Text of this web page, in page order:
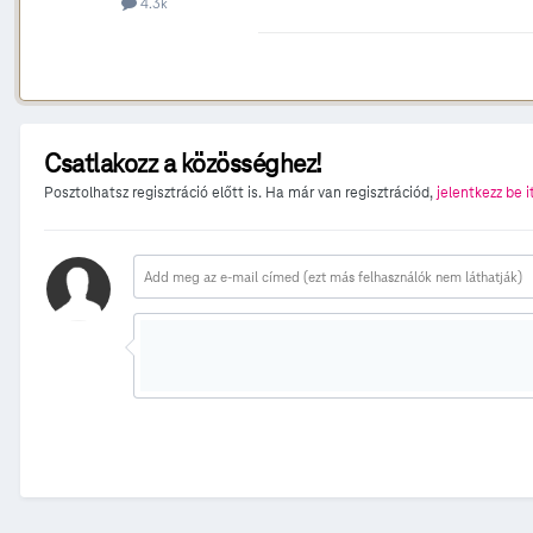
Csatlakozz a közösséghez!
Posztolhatsz regisztráció előtt is. Ha már van regisztrációd,jelentkezz be